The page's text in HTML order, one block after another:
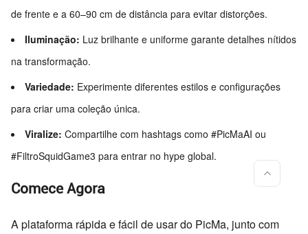
de frente e a 60–90 cm de distância para evitar distorções.
Iluminação: Luz brilhante e uniforme garante detalhes nítidos
na transformação.
Variedade: Experimente diferentes estilos e configurações
para criar uma coleção única.
Viralize: Compartilhe com hashtags como #PicMaAI ou
#FiltroSquidGame3 para entrar no hype global.
Comece Agora
A plataforma rápida e fácil de usar do PicMa, junto com